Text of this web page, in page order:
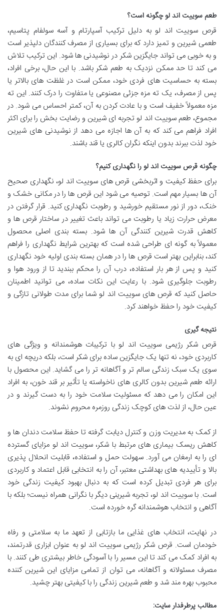
طعم سوییت اند لو چگونه است؟
قرص سوییت اند لو به دلیل ترکیب آسپارتام و آسه سولفام پتاسیم،
طعمی شیرین و تمیز دارد که برای بسیاری از مصرف کنندگان دلپذیر است
و به خوبی می تواند جایگزین شکر در نوشیدنی ها شود. این ترکیب تلاش
می کند تا حد ممکن نزدیک به طعم شکر باشد. با این حال، برخی افراد،
بسته به حساسیت های فردی خود، ممکن است در غلظت های بالاتر یا
پس از مصرف، یک ته مزه جزئی مصنوعی یا متفاوت را درک کنند. این ته
مزه معمولاً خفیف است و با عادت کردن به آن، کمتر احساس می شود. در
مجموع، طعم سوییت اند لو تجربه ای شیرین و رضایت بخش را برای اکثر
افراد فراهم می کند که به آن ها اجازه می دهد از نوشیدنی های شیرین
خود لذت ببرند بدون اینکه نگران کالری یا قند باشند.
چگونه قرص سوییت اند لو را نگهداری کنیم؟
برای حفظ کیفیت و اثربخشی قرص های سوییت اند لو، نگهداری صحیح
آن ها بسیار مهم است. توصیه می شود این قرص ها را در مکانی خشک و
خنک، دور از نور مستقیم خورشید و رطوبت نگهداری کنید. قرار گرفتن در
معرض حرارت زیاد یا رطوبت می تواند باعث تغییر در ساختار قرص ها و
کاهش قدرت شیرین کنندگی آن ها شود. بسته بندی اصلی محصول
معمولاً به گونه ای طراحی شده است که بهترین شرایط نگهداری را فراهم
کند، بنابراین بهتر است قرص ها را در همان بسته بندی اولیه خود نگهداری
کنید و پس از هر بار استفاده، درب آن را محکم ببندید تا از ورود هوا و
رطوبت جلوگیری شود. با رعایت این نکات ساده، می توانید اطمینان
حاصل کنید که قرص های سوییت اند لو شما برای مدت طولانی تازگی و
کیفیت خود را حفظ خواهند کرد.
نتیجه گیری
قرص شکر رژیمی سوییت اند لو با ترکیبات هوشمندانه و ویژگی های
کاربردی خود، نه تنها یک جایگزین ساده برای شکر است، بلکه دریچه ای به
سوی یک سبک زندگی سالم تر و آگاهانه تر را می گشاید. این محصول با
ارائه طعم شیرین بدون کالری های ناخواسته یا تأثیر بر قند خون، به افراد
این امکان را می دهد که مسئولیت سلامت خود را به دست گیرند و در
عین حال، از لذت های کوچک زندگی روزمره محروم نشوند.
از کمک به مدیریت وزن و کنترل دیابت گرفته تا حفظ سلامت دندان ها و
کاهش ریسک بیماری های مرتبط با شکر، سوییت اند لو مزایای گسترده
ای را به ارمغان می آورد. سهولت حمل و استفاده، قابلیت انحلال پذیری
بالا و تأییدیه های بهداشتی معتبر، آن را به انتخابی قابل اعتماد و کاربردی
برای هر فردی تبدیل کرده است که به دنبال بهبود کیفیت زندگی خود
است. با سوییت اند لو، تجربه شیرینی دیگر با نگرانی همراه نیست؛ بلکه با
آگاهی و انتخاب هوشمندانه گره خورده است.
در نهایت، انتخاب های غذایی ما بازتابی از تعهد ما به سلامتی و رفاه
خودمان است. قرص شکر رژیمی سوییت اند لو به عنوان ابزاری قدرتمند،
به افراد کمک می کند تا این مسیر را با آسودگی خاطر بیشتری طی کنند. با
مصرف مسئولانه و آگاهانه، می توان از تمامی مزایای این شیرین کننده
محبوب بهره مند شد و طعم شیرین زندگی را با کیفیتی بهتر چشید.
مطالب پرطرفدار سایت: